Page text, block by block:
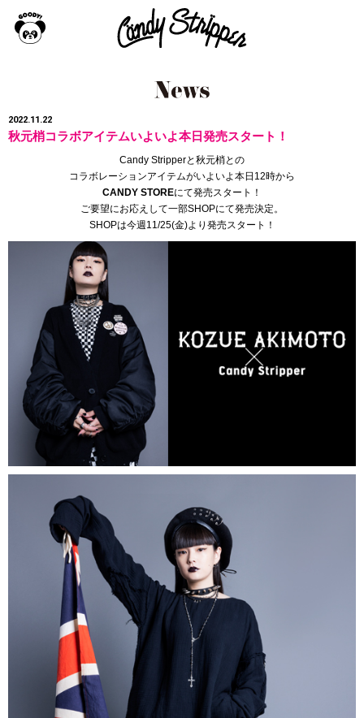
2022.11.22
秋元梢コラボアイテムいよいよ本日発売スタート！
Candy Stripperと秋元梢との
コラボレーションアイテムがいよいよ本日12時から
CANDY STOREにて発売スタート！
ご要望にお応えして一部SHOPにて発売決定。
SHOPは今週11/25(金)より発売スタート！